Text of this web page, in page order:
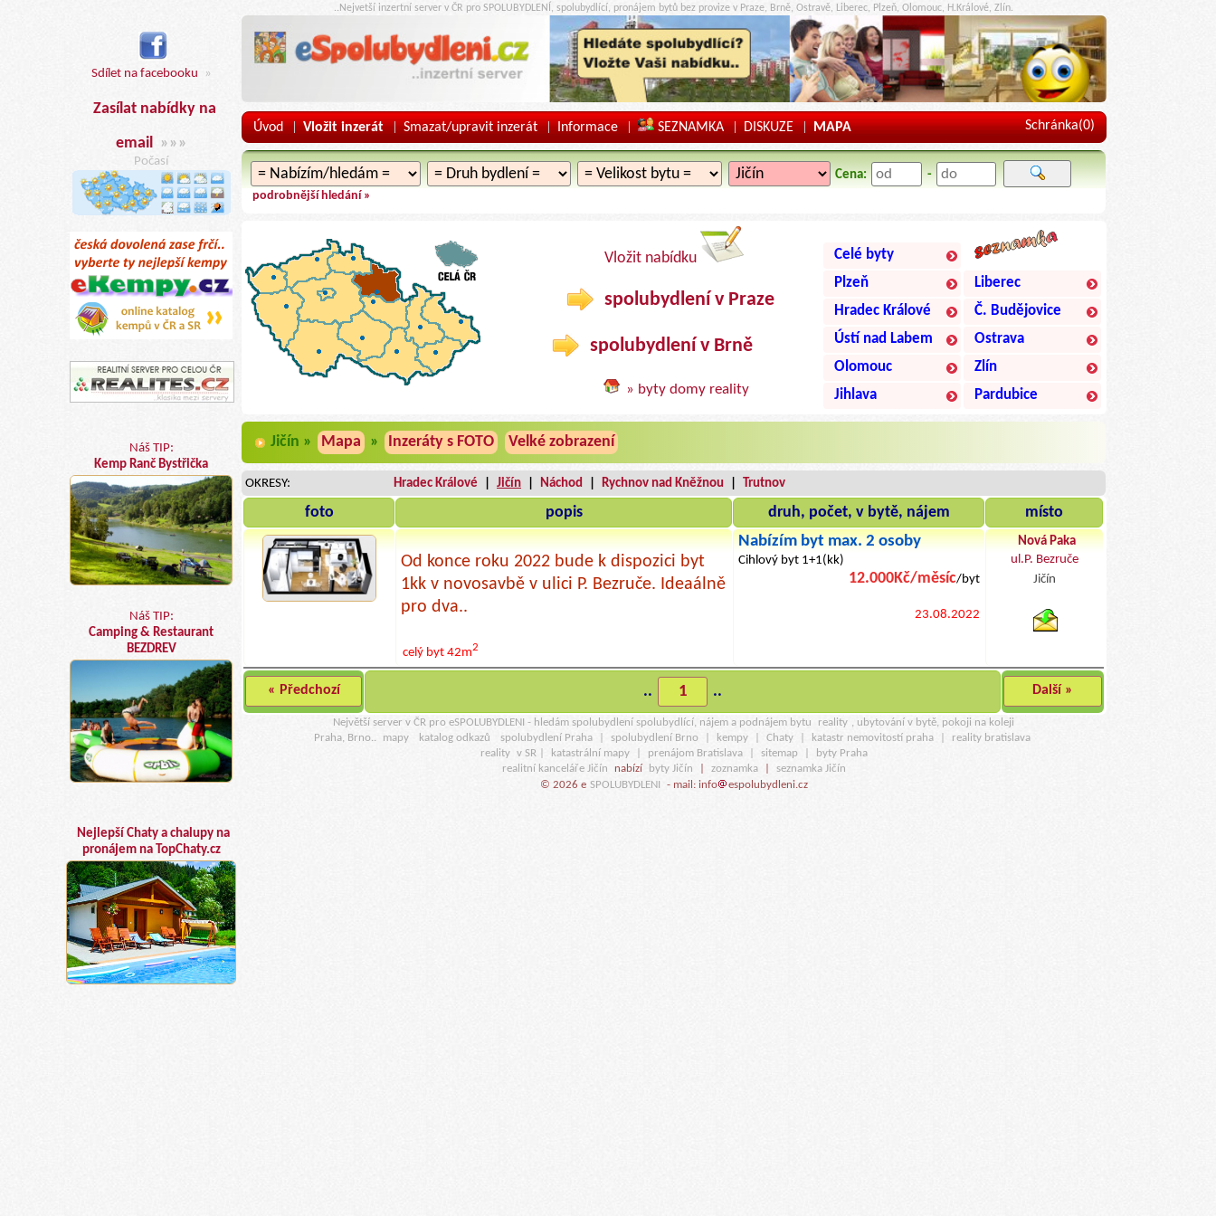
Sdílet na facebooku »
Zasílat nabídky na
email »»»
Počasí
Náš TIP:
Kemp Ranč Bystřička
Náš TIP:
Camping & Restaurant
BEZDREV
Nejlepší Chaty a chalupy na
pronájem na TopChaty.cz
..Nejvetší inzertní server v ČR pro SPOLUBYDLENÍ, spolubydlící, pronájem bytů bez provize v Praze, Brně, Ostravě, Liberec, Plzeň, Olomouc, H.Králové, Zlín.
Úvod | Vložit inzerát | Smazat/upravit inzerát | Informace | SEZNAMKA | DISKUZE | MAPA Schránka(0)
Cena: -
podrobnější hledání »
Vložit nabídku
spolubydlení v Praze
spolubydlení v Brně
» byty domy reality
Celé byty
Plzeň
Liberec
Hradec Králové
Č. Budějovice
Ústí nad Labem
Ostrava
Olomouc
Zlín
Jihlava
Pardubice
Jičín » Mapa » Inzeráty s FOTO Velké zobrazení
OKRESY: Hradec Králové Jičín Náchod Rychnov nad Kněžnou Trutnov
foto popis druh, počet, v bytě, nájem místo
Od konce roku 2022 bude k dispozici byt
1kk v novosavbě v ulici P. Bezruče. Ideaálně
pro dva..
celý byt 42m2
Nabízím byt max. 2 osoby
Cihlový byt 1+1(kk)
12.000Kč/měsíc/byt
23.08.2022
Nová Paka
ul.P. Bezruče
Jičín
« Předchozí .. 1 .. Další »
Největší server v ČR pro eSPOLUBYDLENI - hledám spolubydlení spolubydlící, nájem a podnájem bytu reality
, ubytování v bytě, pokoji na koleji
Praha, Brno..
mapy katalog odkazů spolubydlení Praha spolubydlení Brno kempy Chaty katastr nemovitostí praha
reality bratislava
reality v SR | katastrální mapy prenájom Bratislava sitemap
byty Praha
realitní kanceláře Jičín
nabízí byty Jičín zoznamka
seznamka Jičín
© 2026 e SPOLUBYDLENI - mail: info espolubydleni.cz